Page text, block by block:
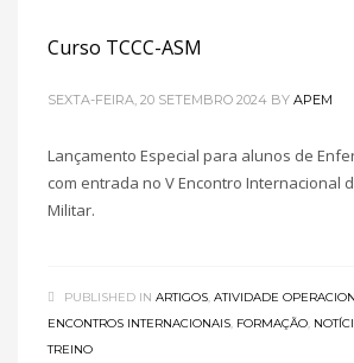
Curso TCCC-ASM
SEXTA-FEIRA, 20 SETEMBRO 2024 BY APEM
Lançamento Especial para alunos de
com entrada no V Encontro Internacional
Militar.
PUBLISHED IN ARTIGOS, ATIVIDADE
ENCONTROS INTERNACIONAIS, FORMAÇÃO,
TREINO